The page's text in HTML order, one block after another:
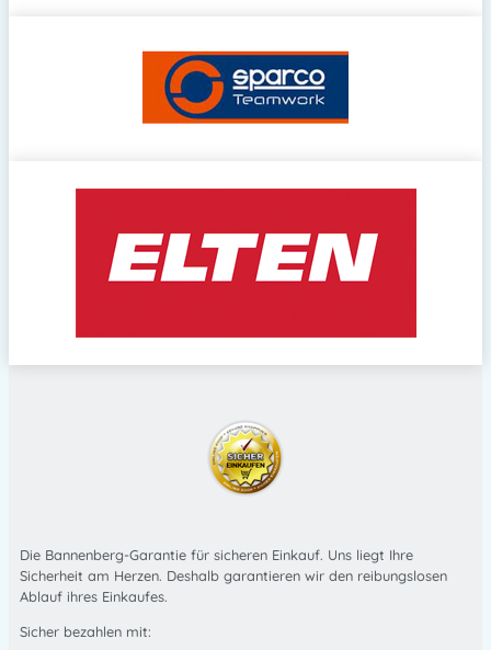
Die Bannenberg-Garantie für sicheren Einkauf. Uns liegt Ihre
Sicherheit am Herzen. Deshalb garantieren wir den reibungslosen
Ablauf ihres Einkaufes.
Sicher bezahlen mit: